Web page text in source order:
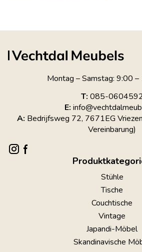
Montag – Samstag: 9:00
T: 085-
E:
A: Bedrijfsweg 72, 7671EG
Vereinbarung)
Stühle
Tische
Couchtische
Vintage
Japandi-Möbel
Skandinavische